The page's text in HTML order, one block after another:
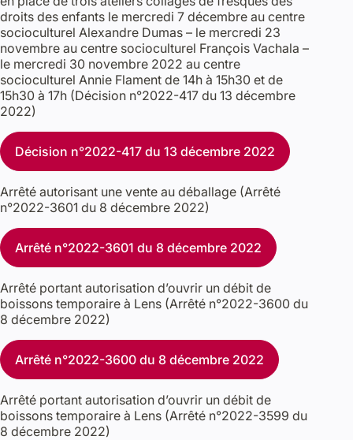
droits des enfants le mercredi 7 décembre au centre
socioculturel Alexandre Dumas – le mercredi 23
novembre au centre socioculturel François Vachala –
le mercredi 30 novembre 2022 au centre
socioculturel Annie Flament de 14h à 15h30 et de
15h30 à 17h (Décision n°2022-417 du 13 décembre
2022)
Décision n°2022-417 du 13 décembre 2022
Arrêté autorisant une vente au déballage (Arrêté
n°2022-3601 du 8 décembre 2022)
Arrêté n°2022-3601 du 8 décembre 2022
Arrêté portant autorisation d’ouvrir un débit de
boissons temporaire à Lens (Arrêté n°2022-3600 du
8 décembre 2022)
Arrêté n°2022-3600 du 8 décembre 2022
Arrêté portant autorisation d’ouvrir un débit de
boissons temporaire à Lens (Arrêté n°2022-3599 du
8 décembre 2022)